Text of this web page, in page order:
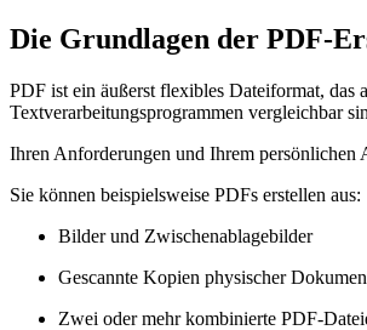
Die Grundlagen der PDF-
PDF ist ein äußerst flexibles Dateiformat,
Textverarbeitungsprogrammen vergleichbar
Ihren Anforderungen und Ihrem persönlichen
Sie können beispielsweise PDFs erstellen aus:
Bilder und Zwischenablagebilder
Gescannte Kopien physischer
Zwei oder mehr kombinierte PDF-